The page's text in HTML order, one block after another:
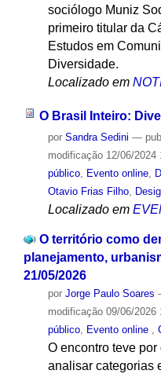
sociólogo Muniz
primeiro titular da
Estudos em
Diversidade.
Localizado em
O Brasil Inteiro:
por Sandra Sedini —
modificação12/06/2024
público, Evento online,
Otavio Frias Filho,
Localizado em
O território como
planejamento,
21/05/2026
por Jorge Paulo Soares
modificação09/06/2026
público, Evento online ,
O encontro teve
analisar categorias